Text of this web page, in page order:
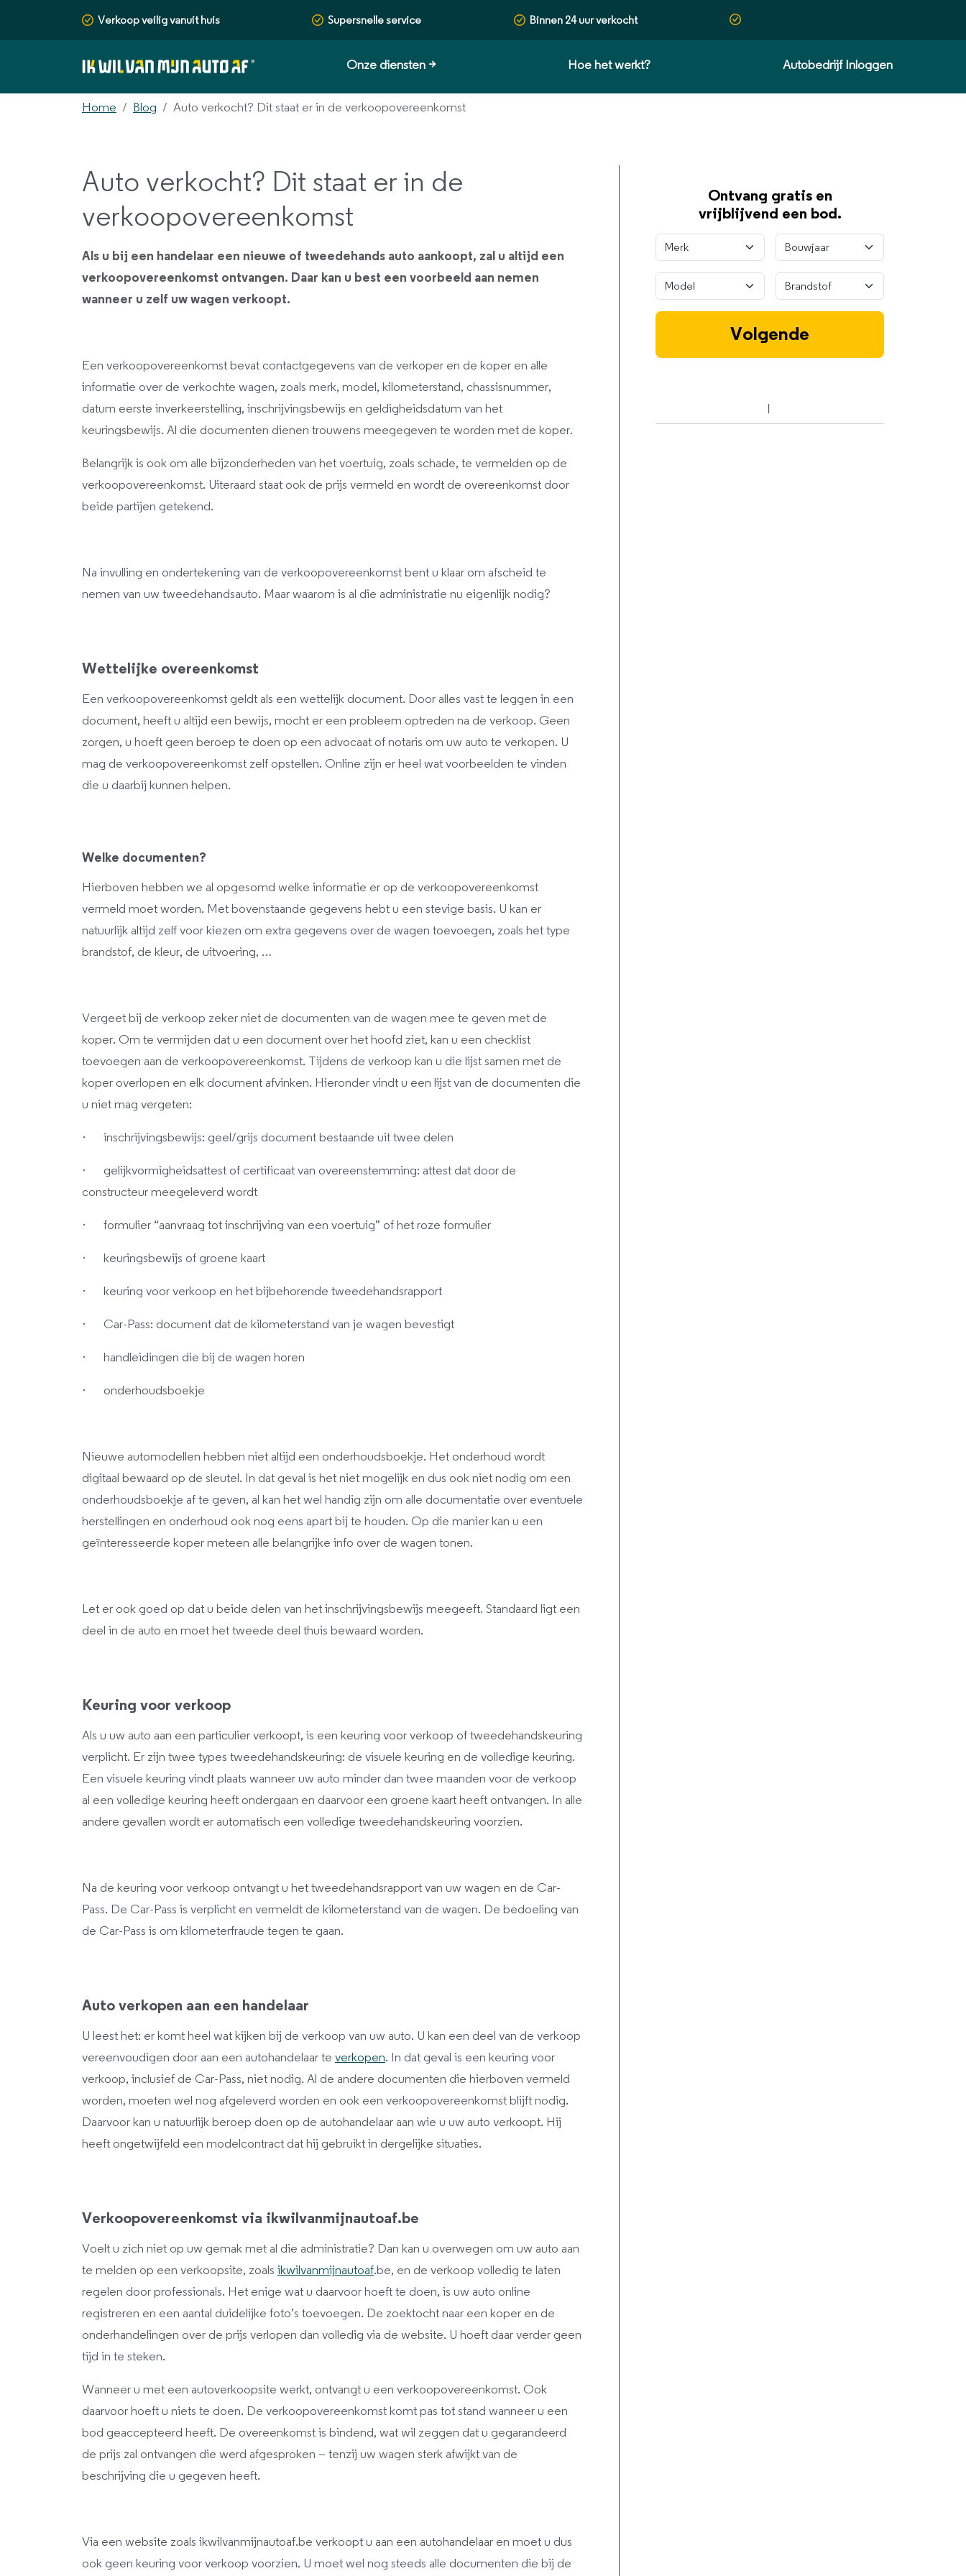
Verkoop veilig vanuit huis Supersnelle service Binnen 24 uur verkocht
Onze diensten > Hoe het werkt? Autobedrijf Inloggen
Home Blog Auto verkocht? Dit staat er in de verkoopovereenkomst
Auto verkocht? Dit staat er in de
verkoopovereenkomst
Als u bij een handelaar een nieuwe of tweedehands auto aankoopt, zal u altijd een
verkoopovereenkomst ontvangen. Daar kan u best een voorbeeld aan nemen
wanneer u zelf uw wagen verkoopt.
Een verkoopovereenkomst bevat contactgegevens van de verkoper en de koper en alle
informatie over de verkochte wagen, zoals merk, model, kilometerstand, chassisnummer,
datum eerste inverkeerstelling, inschrijvingsbewijs en geldigheidsdatum van het
keuringsbewijs. Al die documenten dienen trouwens meegegeven te worden met de koper.
Belangrijk is ook om alle bijzonderheden van het voertuig, zoals schade, te vermelden op de
verkoopovereenkomst. Uiteraard staat ook de prijs vermeld en wordt de overeenkomst door
beide partijen getekend.
Na invulling en ondertekening van de verkoopovereenkomst bent u klaar om afscheid te
nemen van uw tweedehandsauto. Maar waarom is al die administratie nu eigenlijk nodig?
Wettelijke overeenkomst
Een verkoopovereenkomst geldt als een wettelijk document. Door alles vast te leggen in een
document, heeft u altijd een bewijs, mocht er een probleem optreden na de verkoop. Geen
zorgen, u hoeft geen beroep te doen op een advocaat of notaris om uw auto te verkopen. U
mag de verkoopovereenkomst zelf opstellen. Online zijn er heel wat voorbeelden te vinden
die u daarbij kunnen helpen.
Welke documenten?
Hierboven hebben we al opgesomd welke informatie er op de verkoopovereenkomst
vermeld moet worden. Met bovenstaande gegevens hebt u een stevige basis. U kan er
natuurlijk altijd zelf voor kiezen om extra gegevens over de wagen toevoegen, zoals het type
brandstof, de kleur, de uitvoering, …
Vergeet bij de verkoop zeker niet de documenten van de wagen mee te geven met de
koper. Om te vermijden dat u een document over het hoofd ziet, kan u een checklist
toevoegen aan de verkoopovereenkomst. Tijdens de verkoop kan u die lijst samen met de
koper overlopen en elk document afvinken. Hieronder vindt u een lijst van de documenten die
u niet mag vergeten:
· inschrijvingsbewijs: geel/grijs document bestaande uit twee delen
· gelijkvormigheidsattest of certificaat van overeenstemming: attest dat door de
constructeur meegeleverd wordt
· formulier “aanvraag tot inschrijving van een voertuig” of het roze formulier
· keuringsbewijs of groene kaart
· keuring voor verkoop en het bijbehorende tweedehandsrapport
· Car-Pass: document dat de kilometerstand van je wagen bevestigt
· handleidingen die bij de wagen horen
· onderhoudsboekje
Nieuwe automodellen hebben niet altijd een onderhoudsboekje. Het onderhoud wordt
digitaal bewaard op de sleutel. In dat geval is het niet mogelijk en dus ook niet nodig om een
onderhoudsboekje af te geven, al kan het wel handig zijn om alle documentatie over eventuele
herstellingen en onderhoud ook nog eens apart bij te houden. Op die manier kan u een
geïnteresseerde koper meteen alle belangrijke info over de wagen tonen.
Let er ook goed op dat u beide delen van het inschrijvingsbewijs meegeeft. Standaard ligt een
deel in de auto en moet het tweede deel thuis bewaard worden.
Keuring voor verkoop
Als u uw auto aan een particulier verkoopt, is een keuring voor verkoop of tweedehandskeuring
verplicht. Er zijn twee types tweedehandskeuring: de visuele keuring en de volledige keuring.
Een visuele keuring vindt plaats wanneer uw auto minder dan twee maanden voor de verkoop
al een volledige keuring heeft ondergaan en daarvoor een groene kaart heeft ontvangen. In alle
andere gevallen wordt er automatisch een volledige tweedehandskeuring voorzien.
Na de keuring voor verkoop ontvangt u het tweedehandsrapport van uw wagen en de Car-
Pass. De Car-Pass is verplicht en vermeldt de kilometerstand van de wagen. De bedoeling van
de Car-Pass is om kilometerfraude tegen te gaan.
Auto verkopen aan een handelaar
U leest het: er komt heel wat kijken bij de verkoop van uw auto. U kan een deel van de verkoop
vereenvoudigen door aan een autohandelaar te verkopen. In dat geval is een keuring voor
verkoop, inclusief de Car-Pass, niet nodig. Al de andere documenten die hierboven vermeld
worden, moeten wel nog afgeleverd worden en ook een verkoopovereenkomst blijft nodig.
Daarvoor kan u natuurlijk beroep doen op de autohandelaar aan wie u uw auto verkoopt. Hij
heeft ongetwijfeld een modelcontract dat hij gebruikt in dergelijke situaties.
Verkoopovereenkomst via ikwilvanmijnautoaf.be
Voelt u zich niet op uw gemak met al die administratie? Dan kan u overwegen om uw auto aan
te melden op een verkoopsite, zoals ikwilvanmijnautoaf.be, en de verkoop volledig te laten
regelen door professionals. Het enige wat u daarvoor hoeft te doen, is uw auto online
registreren en een aantal duidelijke foto’s toevoegen. De zoektocht naar een koper en de
onderhandelingen over de prijs verlopen dan volledig via de website. U hoeft daar verder geen
tijd in te steken.
Wanneer u met een autoverkoopsite werkt, ontvangt u een verkoopovereenkomst. Ook
daarvoor hoeft u niets te doen. De verkoopovereenkomst komt pas tot stand wanneer u een
bod geaccepteerd heeft. De overeenkomst is bindend, wat wil zeggen dat u gegarandeerd
de prijs zal ontvangen die werd afgesproken – tenzij uw wagen sterk afwijkt van de
beschrijving die u gegeven heeft.
Via een website zoals ikwilvanmijnautoaf.be verkoopt u aan een autohandelaar en moet u dus
ook geen keuring voor verkoop voorzien. U moet wel nog steeds alle documenten die bij de
Ontvang gratis en
vrijblijvend een bod.